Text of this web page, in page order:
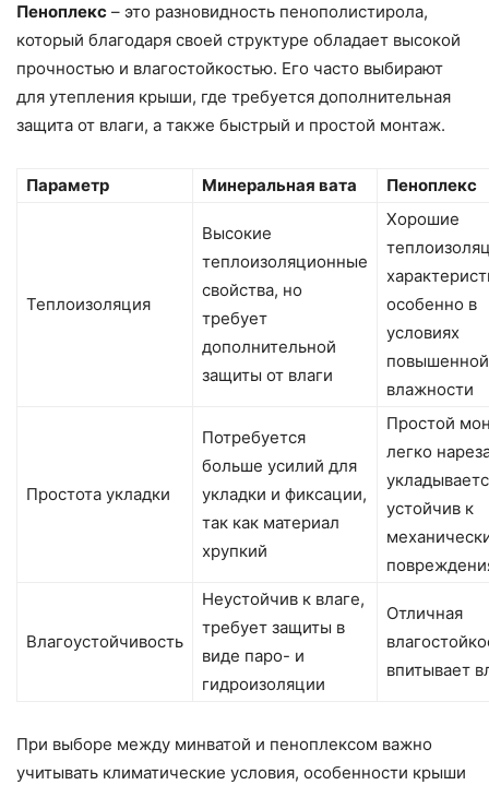
Пеноплекс – это разновидность пенополистирола,
который благодаря своей структуре обладает высокой
прочностью и влагостойкостью. Его часто выбирают
для утепления крыши, где требуется дополнительная
защита от влаги, а также быстрый и простой монтаж.
Параметр Минеральная вата Пеноплекс
Теплоизоляция
Высокие
теплоизоляционные
свойства, но
требует
дополнительной
защиты от влаги
Хорошие
особенно в
условиях
повышенной
влажности
Простота укладки
Потребуется
больше усилий для
укладки и фиксации,
так как материал
хрупкий
Простой
легко
устойчив к
Влагоустойчивость
Неустойчив к влаге,
требует защиты в
виде паро- и
гидроизоляции
Отличная
впитывает
При выборе между минватой и пеноплексом важно
учитывать климатические условия, особенности крыши